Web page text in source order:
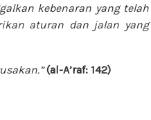
kebenaran yang telah
aturan dan jalan yang
(al-A’raf: 142)